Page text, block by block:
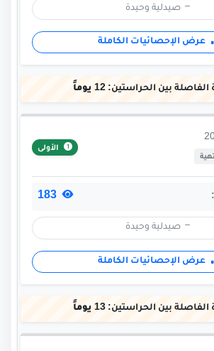
صيدلية وحيدة
عرض الإحصائيات الكاملة
الفاصلة بين الحراستين:12 يوماً
الأولى
صيدلية وحيدة
عرض الإحصائيات الكاملة
الفاصلة بين الحراستين:13 يوماً